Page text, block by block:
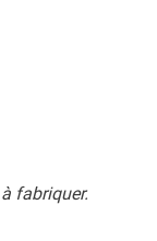
fabriquer.